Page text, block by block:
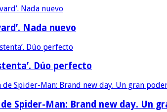
Nada nuevo
Dúo perfecto
Spider-Man: Brand new day. Un